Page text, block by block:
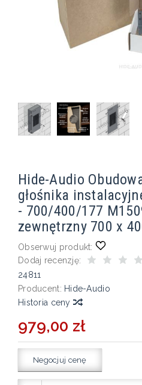
Hide-Audio
głośnika
- 700/400/177
zewnętrzny 700 x
Obserwuj produkt:
Dodaj recenzję:
24811
Producent: Hide-Audio
Historia ceny
979,00 zł
Negocjuj cenę